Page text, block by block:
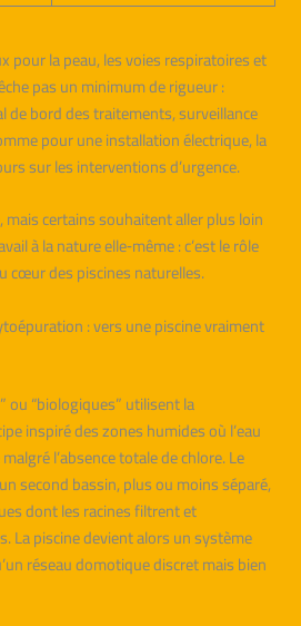
pour la peau, les voies respiratoires et
pas un minimum de rigueur :
de bord des traitements, surveillance
pour une installation électrique, la
sur les interventions d’urgence.
mais certains souhaitent aller plus loin
à la nature elle‑même : c’est le rôle
cœur des piscines naturelles.
: vers une piscine vraiment
ou “biologiques” utilisent la
inspiré des zones humides où l’eau
l’absence totale de chlore. Le
second bassin, plus ou moins séparé,
dont les racines filtrent et
La piscine devient alors un système
réseau domotique discret mais bien